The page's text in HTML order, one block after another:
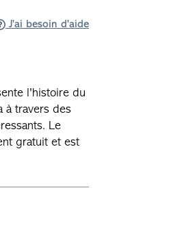
J'ai besoin d'aide
l'histoire du
à travers des
Le
gratuit et est